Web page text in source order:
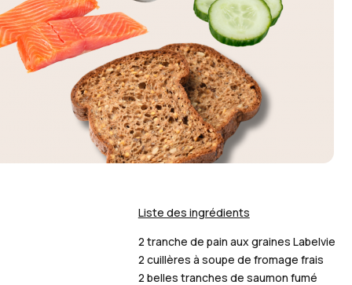
Liste des ingrédients
2 tranche de pain aux graines Labelvie
2 cuillères à soupe de fromage frais
2 belles tranches de saumon fumé